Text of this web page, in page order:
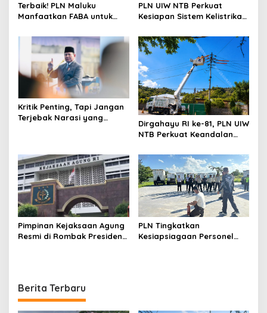
Terbaik! PLN Maluku
Manfaatkan FABA untuk
Selawaring Tidore
PLN UIW NTB Perkuat
Kesiapan Sistem Kelistrikan
Masyarakat
Kritik Penting, Tapi Jangan
Terjebak Narasi yang
Dirgahayu RI ke-81, PLN UIW
NTB Perkuat Keandalan
melalui PDKB di Sumbawa
Pimpinan Kejaksaan Agung
Resmi di Rombak Presiden
PLN Tingkatkan
Kesiapsiagaan Personel
Berita Terbaru